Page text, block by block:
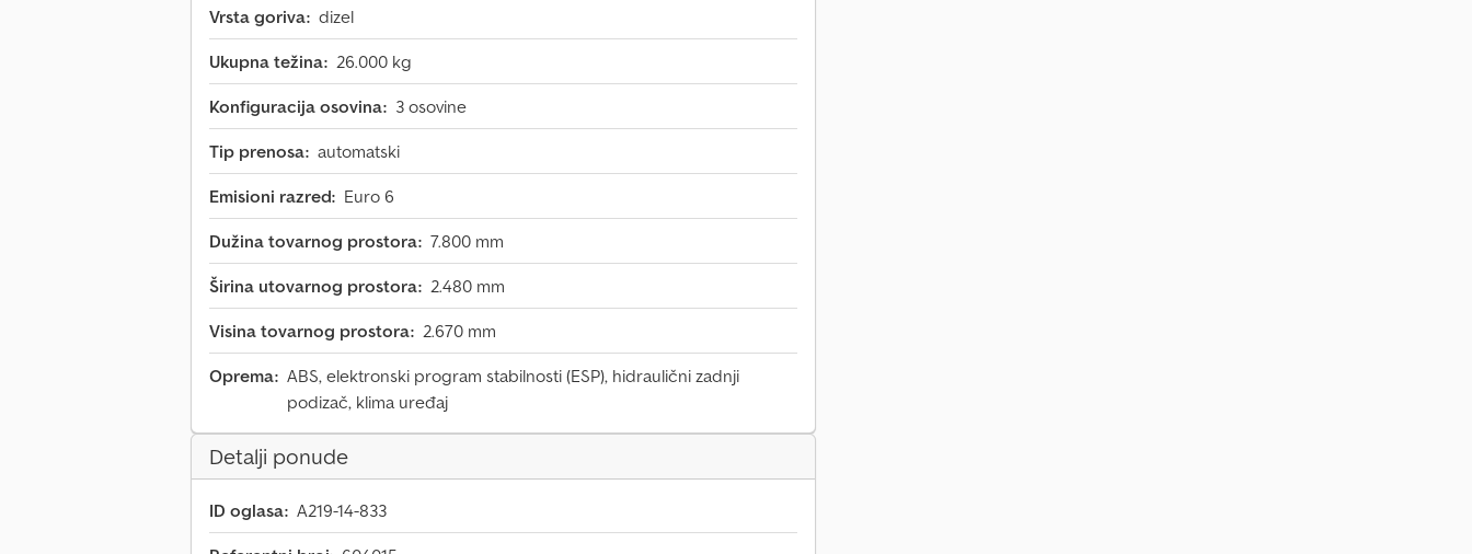
Vrsta goriva: dizel
Ukupna težina: 26.000 kg
Konfiguracija osovina: 3 osovine
Tip prenosa: automatski
Emisioni razred: Euro 6
Dužina tovarnog prostora: 7.800 mm
Širina utovarnog prostora: 2.480 mm
Visina tovarnog prostora: 2.670 mm
Oprema: ABS, elektronski program stabilnosti (ESP), hidraulični zadnji
podizač, klima uređaj
Detalji ponude
ID oglasa: A219-14-833